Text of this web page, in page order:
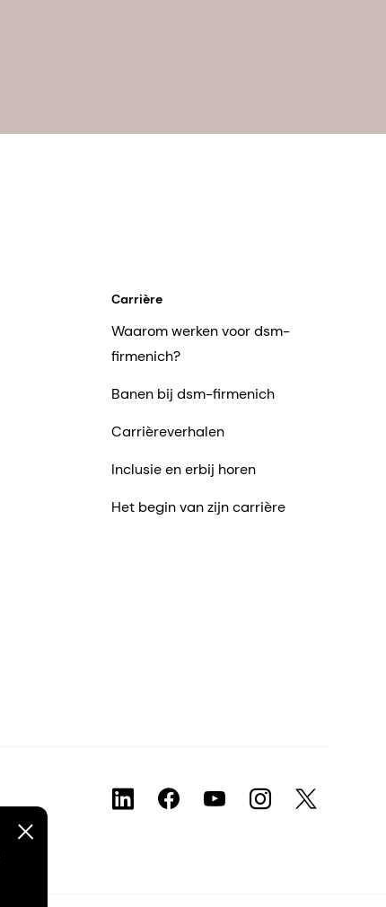
Carrière
Waarom werken voor dsm-
firmenich?
Banen bij dsm-firmenich
Carrièreverhalen
Inclusie en erbij horen
Het begin van zijn carrière